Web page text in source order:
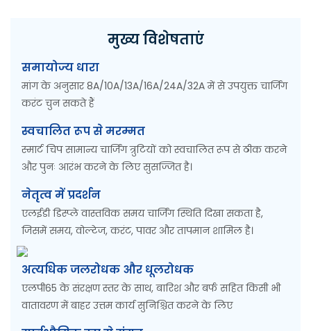
मुख्य विशेषताएं
समायोज्य धारा
मांग के अनुसार 8A/10A/13A/16A/24A/32A में से उपयुक्त चार्जिंग
करंट चुन सकते हैं
स्वचालित रूप से मरम्मत
स्मार्ट चिप सामान्य चार्जिंग त्रुटियों को स्वचालित रूप से ठीक करने
और पुनः आरंभ करने के लिए सुसज्जित है।
नेतृत्व में प्रदर्शन
एलईडी डिस्प्ले वास्तविक समय चार्जिंग स्थिति दिखा सकता है,
जिसमें समय, वोल्टेज, करंट, पावर और तापमान शामिल है।
अत्यधिक जलरोधक और धूलरोधक
एलपी65 के संरक्षण स्तर के साथ, बारिश और बर्फ सहित किसी भी
वातावरण में बाहर उत्तम कार्य सुनिश्चित करने के लिए